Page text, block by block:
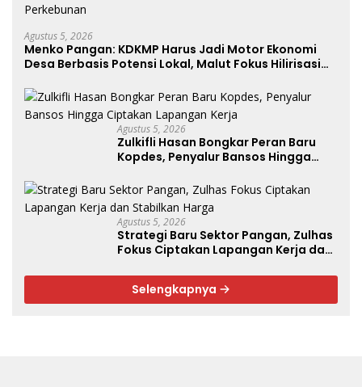
Agustus 5, 2026
Menko Pangan: KDKMP Harus Jadi Motor Ekonomi
Desa Berbasis Potensi Lokal, Malut Fokus Hilirisasi
Agustus 5, 2026
Zulkifli Hasan Bongkar Peran Baru
Kopdes, Penyalur Bansos Hingga
Agustus 5, 2026
Strategi Baru Sektor Pangan, Zulhas
Fokus Ciptakan Lapangan Kerja dan
Selengkapnya